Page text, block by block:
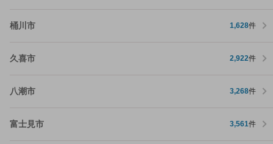
桶川市 1,628件
久喜市 2,922件
八潮市 3,268件
富士見市 3,561件